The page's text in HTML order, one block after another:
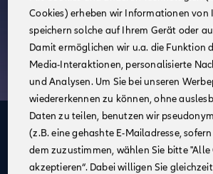
Deine Vorteile
im Vertrieb der Allianz
Cookies) erheben wir Informationen von
speichern solche auf Ihrem Gerät oder
Damit ermöglichen wir u.a. die Funktion
Media-Interaktionen, personalisierte
und Analysen. Um Sie bei unseren
wiedererkennen zu können, ohne
Daten zu teilen, benutzen wir
(z.B. eine gehashte E-Mailadresse,
dem zuzustimmen, wählen Sie bitte "Alle
akzeptieren“. Dabei willigen Sie